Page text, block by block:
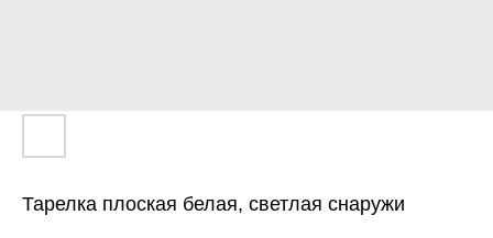
Тарелка плоская белая, светлая снаружи